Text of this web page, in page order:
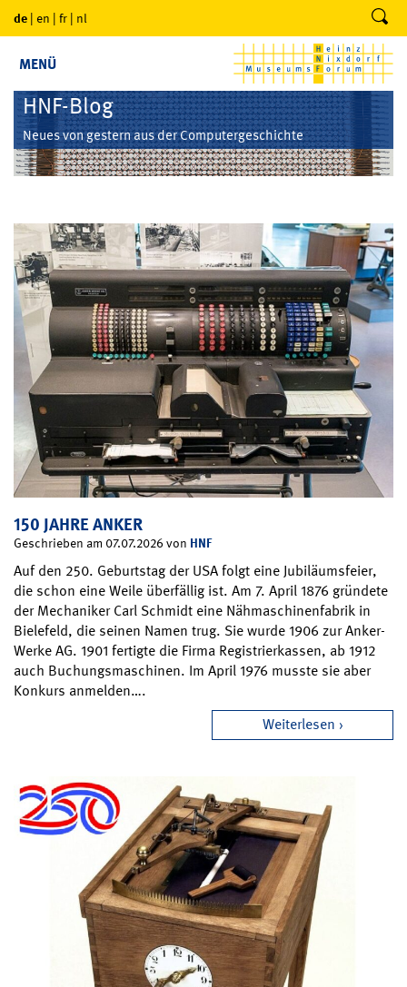
de | en | fr | nl
MENÜ
HNF-Blog
Neues von gestern aus der Computergeschichte
150 JAHRE ANKER
Geschrieben am 07.07.2026 von HNF
Auf den 250. Geburtstag der USA folgt eine Jubiläumsfeier,
die schon eine Weile überfällig ist. Am 7. April 1876 gründete
der Mechaniker Carl Schmidt eine Nähmaschinenfabrik in
Bielefeld, die seinen Namen trug. Sie wurde 1906 zur Anker-
Werke AG. 1901 fertigte die Firma Registrierkassen, ab 1912
auch Buchungsmaschinen. Im April 1976 musste sie aber
Konkurs anmelden….
Weiterlesen